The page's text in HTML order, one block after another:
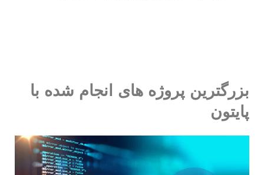
بزرگترین پروژه های انجام شده با
پایتون